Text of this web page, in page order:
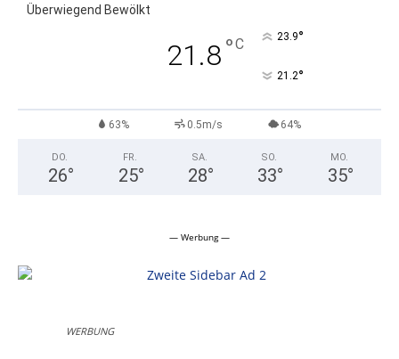
Überwiegend Bewölkt
21.8°C 23.9°
21.2°
63% 0.5m/s 64%
DO.
26°
FR.
25°
SA.
28°
SO.
33°
MO.
35°
— Werbung —
WERBUNG